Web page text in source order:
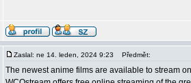
Zaslal: ne 14. leden, 2024 9:23 Předmět:
The newest anime films are available to stream